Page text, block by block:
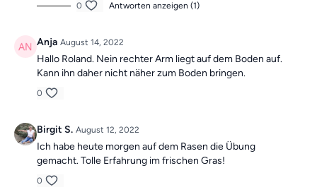
0 Antworten anzeigen (1)
Anja August 14, 2022
Hallo Roland. Nein rechter Arm liegt auf dem Boden auf.
Kann ihn daher nicht näher zum Boden bringen.
0
Birgit S. August 12, 2022
Ich habe heute morgen auf dem Rasen die Übung
gemacht. Tolle Erfahrung im frischen Gras!
0